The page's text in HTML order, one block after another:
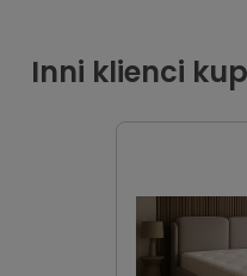
Inni klienci